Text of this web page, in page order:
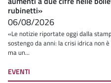
rubinetti»
06/08/2026
«Le notizie riportate oggi dalla
sostengo da anni: la crisi idrica non
ma un...
EVENTI